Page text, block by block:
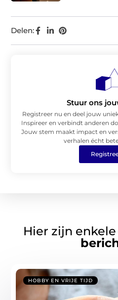
Delen:
Stuur ons
Registreer nu en deel jouw
Inspireer en verbindt anderen
Jouw stem maakt impact en
verhalen écht
Hier zijn enkele
HOBBY EN VRIJE TIJD